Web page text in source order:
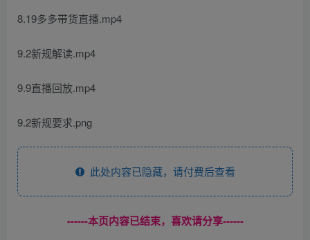
8.19多多带货直播.mp4
9.2新规解读.mp4
9.9直播回放.mp4
9.2新规要求.png
此处内容已隐藏，请付费后查看
------本页内容已结束，喜欢请分享------